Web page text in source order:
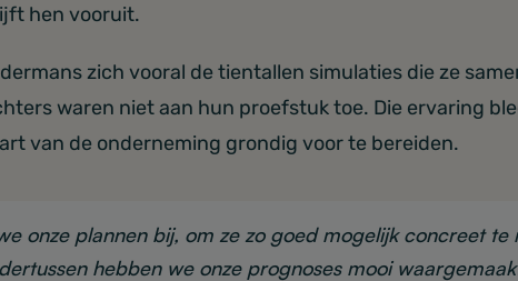
hen vooruit.
zich vooral de tientallen simulaties die ze
waren niet aan hun proefstuk toe. Die ervaring
van de onderneming grondig voor te bereiden.
onze plannen bij, om ze zo goed mogelijk concreet
hebben we onze prognoses mooi